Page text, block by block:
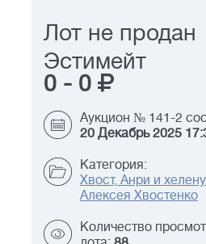
Лот не продан
Эстимейт
0 - 0
Аукцион № 141-2
20 Декабрь 2025
Категория:
Хвост, Анри и
Алексея Хвостенко
Количество